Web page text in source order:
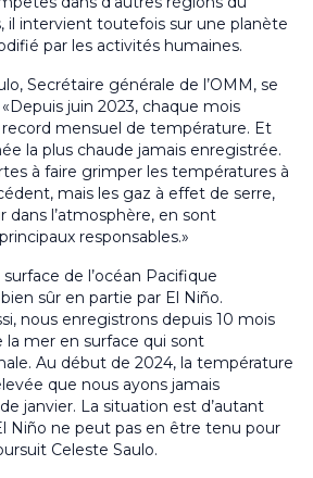
il intervient toutefois sur une planète
par les activités humaines.
Secrétaire générale de l’OMM, se
juin 2023, chaque mois
mensuel de température. Et
la plus chaude jamais enregistrée.
à faire grimper les températures à
mais les gaz à effet de serre,
dans l’atmosphère, en sont
responsables.»
de l’océan Pacifique
sûr en partie par El Niño.
nous enregistrons depuis 10 mois
mer en surface qui sont
Au début de 2024, la température
que nous ayons jamais
janvier. La situation est d’autant
Niño ne peut pas en être tenu pour
Celeste Saulo.